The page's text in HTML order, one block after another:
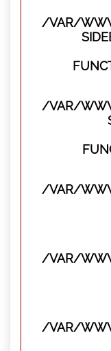
/VAR/
/VAR/
/VAR/
/VAR/
/VAR/